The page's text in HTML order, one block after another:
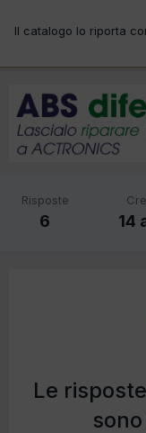
Il catalogo lo riporta
Risposte
6 14
Le
sono